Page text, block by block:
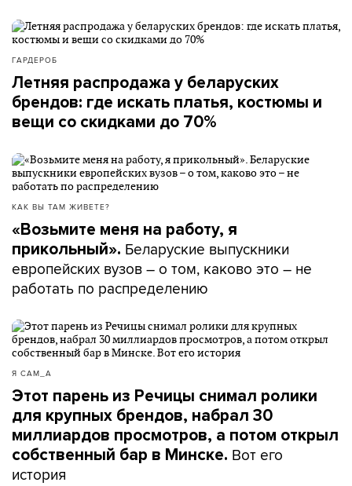
ГАРДЕРОБ
Летняя распродажа у беларуских
брендов: где искать платья, костюмы и
вещи со скидками до 70%
КАК ВЫ ТАМ ЖИВЕТЕ?
«Возьмите меня на работу, я
прикольный». Беларуские выпускники
европейских вузов – о том, каково это – не
работать по распределению
Я САМ_А
Этот парень из Речицы снимал ролики
для крупных брендов, набрал 30
миллиардов просмотров, а потом открыл
собственный бар в Минске. Вот его
история